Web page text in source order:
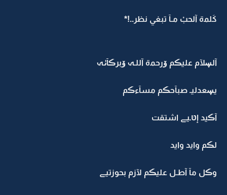
كَلمۃ آلحبْ مـآ تبغي نظر..!*
آلڛلآم عليڪم ۆرحمۃ آللـہ ۆبرڪآٺـہ
يڛعدليـ صبآحڪم مسآءڪم
آڪيد إטּـيے اشتقت
لڪم وايد وايد
وڪل مآ آطـل عليڪم لآزم بحوزتيے